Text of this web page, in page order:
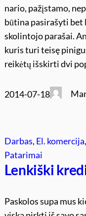
nario, pažįstamo,
būtina pasirašyti
skolintojo parašai.
kuris turi teisę
reikėtų išskirti dvi
2014-07-18
Darbas, El. komercija,
Patarimai
Lenkiški
Paskolos supa mus